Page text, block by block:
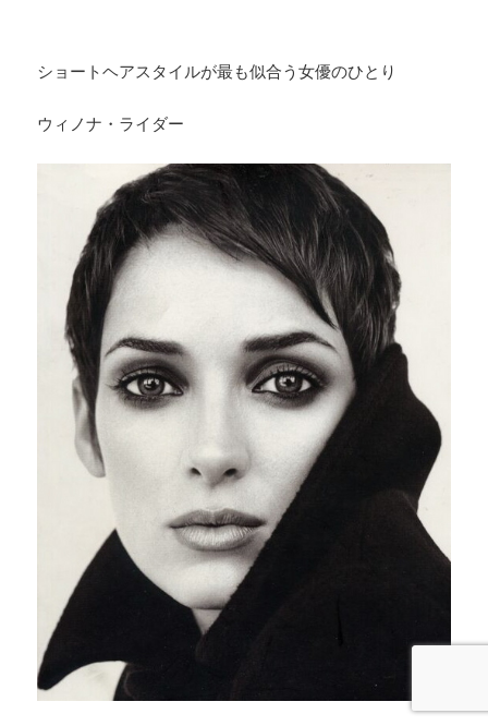
ショートヘアスタイルが最も似合う女優のひとり
ウィノナ・ライダー